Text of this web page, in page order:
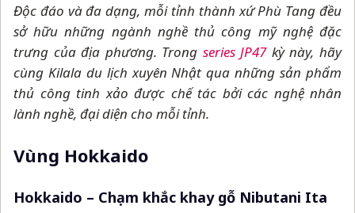
Độc đáo và đa dạng, mỗi tỉnh thành xứ Phù Tang đều
sở hữu những ngành nghề thủ công mỹ nghệ đặc
trưng của địa phương. Trong series JP47kỳ này, hãy
cùng Kilala du lịch xuyên Nhật qua những sản phẩm
thủ công tinh xảo được chế tác bởi các nghệ nhân
lành nghề, đại diện cho mỗi tỉnh.
Vùng Hokkaido
Hokkaido – Chạm khắc khay gỗ Nibutani Ita